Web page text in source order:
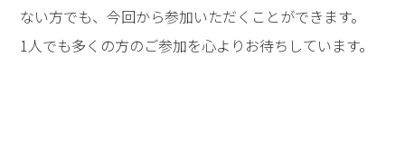
ない方でも、今回から参加いただくことができます。
1人でも多くの方のご参加を心よりお待ちしています。